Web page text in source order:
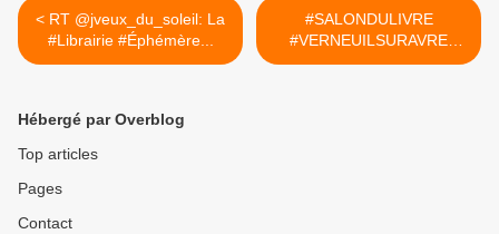
< RT @jveux_du_soleil: La
#Librairie #Éphémère...
#SALONDULIVRE
#VERNEUILSURAVRE
#DEDICACE
Hébergé par Overblog
Top articles
Pages
Contact